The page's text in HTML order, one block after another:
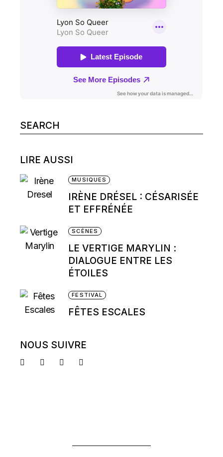
Search
for:
LIRE AUSSI
MUSIQUES
IRÈNE DRÉSEL : CÉSARISÉE
ET EFFRÉNÉE
SCÈNES
LE VERTIGE MARYLIN :
DIALOGUE ENTRE LES
ÉTOILES
FESTIVAL
FÊTES ESCALES
NOUS SUIVRE